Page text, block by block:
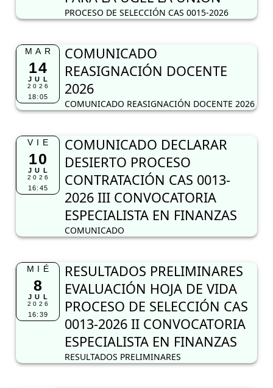
PROCESO DE SELECCIÓN CAS 0015-2026
MAR
14
JUL
2026
18:05
COMUNICADO
REASIGNACIÓN DOCENTE
2026
COMUNICADO REASIGNACIÓN DOCENTE 2026
VIE
10
JUL
2026
16:45
COMUNICADO DECLARAR
DESIERTO PROCESO
CONTRATACIÓN CAS 0013-
2026 III CONVOCATORIA
ESPECIALISTA EN FINANZAS
COMUNICADO
MIÉ
8
JUL
2026
16:39
RESULTADOS PRELIMINARES
EVALUACIÓN HOJA DE VIDA
PROCESO DE SELECCIÓN CAS
0013-2026 II CONVOCATORIA
ESPECIALISTA EN FINANZAS
RESULTADOS PRELIMINARES